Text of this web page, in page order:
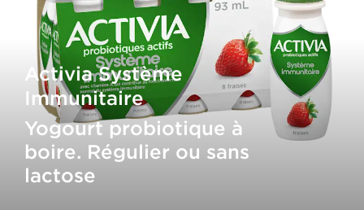
Activia Système
Immunitaire
Yogourt probiotique à
boire. Régulier ou sans
lactose